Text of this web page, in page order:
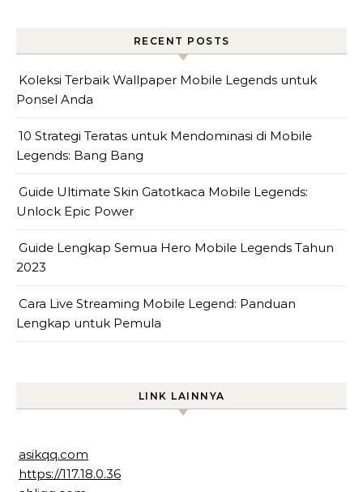
RECENT POSTS
Koleksi Terbaik Wallpaper Mobile Legends untuk
Ponsel Anda
10 Strategi Teratas untuk Mendominasi di Mobile
Legends: Bang Bang
Guide Ultimate Skin Gatotkaca Mobile Legends:
Unlock Epic Power
Guide Lengkap Semua Hero Mobile Legends Tahun
2023
Cara Live Streaming Mobile Legend: Panduan
Lengkap untuk Pemula
LINK LAINNYA
asikqq.com
https://117.18.0.36